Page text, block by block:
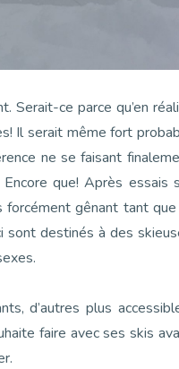
Serait-ce parce qu’en
Il serait même fort
ne se faisant
que! Après essais
forcément gênant tant
sont destinés à des
d’autres plus
faire avec ses skis